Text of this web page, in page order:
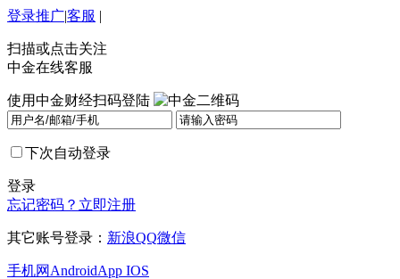
登录推广|客服 |
扫描或点击关注
中金在线客服
使用中金财经扫码登陆
下次自动登录
登录
忘记密码？ 立即注册
其它账号登录： 新浪QQ微信
手机网 AndroidApp IOS